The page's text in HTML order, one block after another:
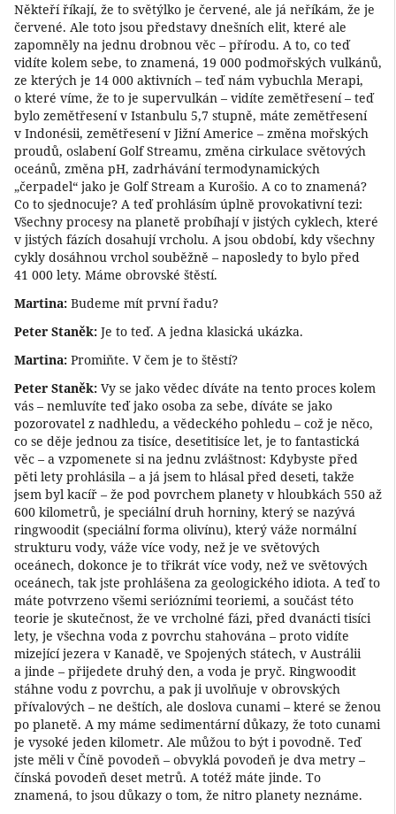
Někteří říkají, že to světýlko je červené, ale já neříkám, že je
červené. Ale toto jsou představy dnešních elit, které ale
zapomněly na jednu drobnou věc – přírodu. A to, co teď
vidíte kolem sebe, to znamená, 19 000 podmořských vulkánů,
ze kterých je 14 000 aktivních – teď nám vybuchla Merapi,
o které víme, že to je supervulkán – vidíte zemětřesení – teď
bylo zemětřesení v Istanbulu 5,7 stupně, máte zemětřesení
v Indonésii, zemětřesení v Jižní Americe – změna mořských
proudů, oslabení Golf Streamu, změna cirkulace světových
oceánů, změna pH, zadrhávání termodynamických
„čerpadel“ jako je Golf Stream a Kurošio. A co to znamená?
Co to sjednocuje? A teď prohlásím úplně provokativní tezi:
Všechny procesy na planetě probíhají v jistých cyklech, které
v jistých fázích dosahují vrcholu. A jsou období, kdy všechny
cykly dosáhnou vrchol souběžně – naposledy to bylo před
41 000 lety. Máme obrovské štěstí.
Martina: Budeme mít první řadu?
Peter Staněk: Je to teď. A jedna klasická ukázka.
Martina: Promiňte. V čem je to štěstí?
Peter Staněk: Vy se jako vědec díváte na tento proces kolem
vás – nemluvíte teď jako osoba za sebe, díváte se jako
pozorovatel z nadhledu, a vědeckého pohledu – což je něco,
co se děje jednou za tisíce, desetitisíce let, je to fantastická
věc – a vzpomenete si na jednu zvláštnost: Kdybyste před
pěti lety prohlásila – a já jsem to hlásal před deseti, takže
jsem byl kacíř – že pod povrchem planety v hloubkách 550 až
600 kilometrů, je speciální druh horniny, který se nazývá
ringwoodit (speciální forma olivínu), který váže normální
strukturu vody, váže více vody, než je ve světových
oceánech, dokonce je to třikrát více vody, než ve světových
oceánech, tak jste prohlášena za geologického idiota. A teď to
máte potvrzeno všemi seriózními teoriemi, a součást této
teorie je skutečnost, že ve vrcholné fázi, před dvanácti tisíci
lety, je všechna voda z povrchu stahována – proto vidíte
mizející jezera v Kanadě, ve Spojených státech, v Austrálii
a jinde – přijedete druhý den, a voda je pryč. Ringwoodit
stáhne vodu z povrchu, a pak ji uvolňuje v obrovských
přívalových – ne deštích, ale doslova cunami – které se ženou
po planetě. A my máme sedimentární důkazy, že toto cunami
je vysoké jeden kilometr. Ale můžou to být i povodně. Teď
jste měli v Číně povodeň – obvyklá povodeň je dva metry –
čínská povodeň deset metrů. A totéž máte jinde. To
znamená, to jsou důkazy o tom, že nitro planety neznáme.